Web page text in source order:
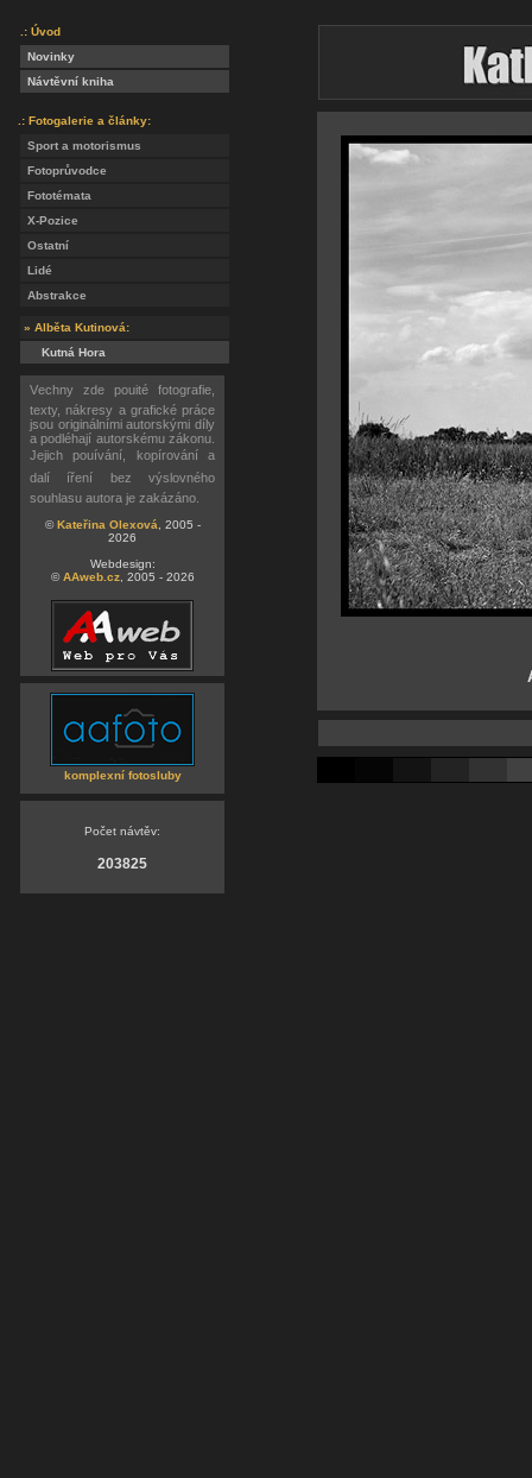
.: Úvod
Novinky
Návtěvní kniha
.: Fotogalerie a články:
Sport a motorismus
Fotoprůvodce
Fototémata
X-Pozice
Ostatní
Lidé
Abstrakce
» Alběta Kutinová:
Kutná Hora
Vechny zde pouité fotografie,
texty, nákresy a grafické práce
jsou originálními autorskými díly
a podléhají autorskému zákonu.
Jejich pouívání, kopírování a
dalí íření bez výslovného
souhlasu autora je zakázáno.
©Kateřina Olexová , 2005 -
2026
Webdesign:
©AAweb.cz, 2005 - 2026
komplexní fotosluby
Počet návtěv:
203825